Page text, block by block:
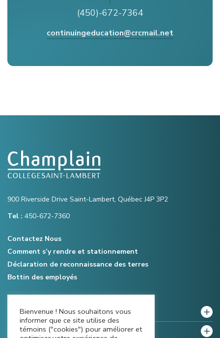
(450)-672-7364
continuingeducation@crcmail.net
900 Riverside Drive Saint-Lambert, Québec J4P 3P2
Tel : 450-672-7360
Contactez Nous
Comment s’y rendre et stationnement
Déclaration de reconnaissance des terres
Bottin des employés
Notre collège
Politiques et règlements
Bienvenue ! Nous souhaitons vous
informer que ce site utilise des
témoins ("cookies") pour améliorer et